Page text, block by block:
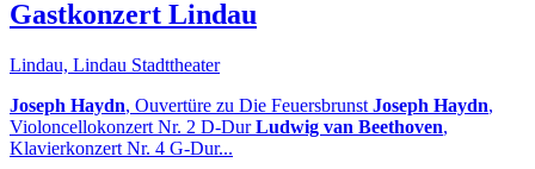
Gastkonzert Lindau
Lindau, Lindau Stadttheater
Joseph Haydn, Ouvertüre zu Die Feuersbrunst Joseph Haydn,
Violoncellokonzert Nr. 2 D-DurLudwig van Beethoven,
Klavierkonzert Nr. 4 G-Dur...